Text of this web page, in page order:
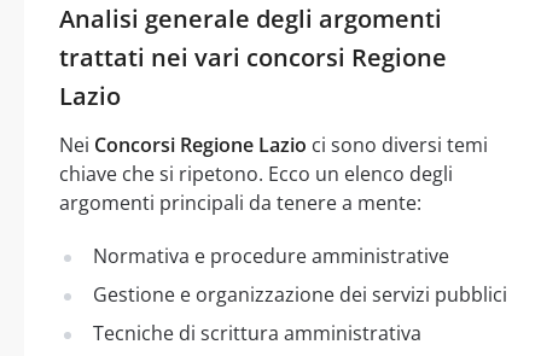
Analisi generale degli argomenti
trattati nei vari concorsi Regione
Lazio
Nei Concorsi Regione Lazio ci sono diversi temi
chiave che si ripetono. Ecco un elenco degli
argomenti principali da tenere a mente:
Normativa e procedure amministrative
Gestione e organizzazione dei servizi pubblici
Tecniche di scrittura amministrativa